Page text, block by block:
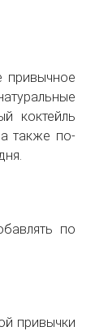
привычное
коктейль
также по-
по
привычки